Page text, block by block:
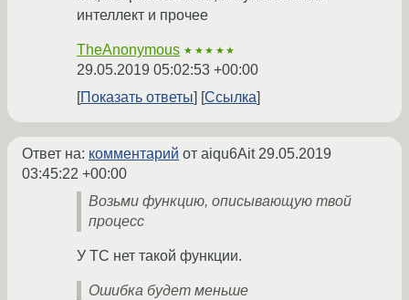
интеллект и прочее
TheAnonymous ★★★★★
29.05.2019 05:02:53 +00:00
Показать ответы
Ссылка
Ответ на: комментарий от aiqu6Ait29.05.2019
03:45:22 +00:00
Возьми функцию, описывающую твой
процесс
У ТС нет такой функции.
Ошибка будет меньше